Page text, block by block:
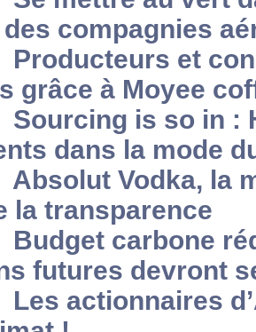
compagnies
Producteurs et
grâce à Moyee
Sourcing is so in :
dans la mode
Absolut Vodka, la
la transparence
Budget carbone
futures devront
Les actionnaires